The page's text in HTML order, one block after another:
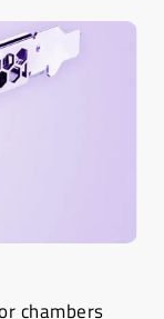
chambers